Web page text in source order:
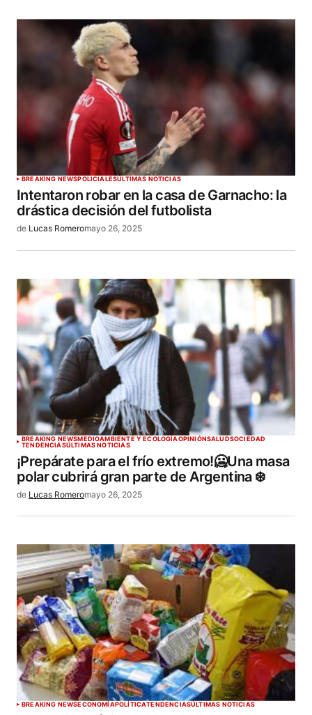
BREAKING NEWSPOLICIALESÚLTIMAS NOTICIAS
Intentaron robar en la casa de Garnacho: la
drástica decisión del futbolista
de Lucas Romeromayo 26, 2025
BREAKING NEWSMEDIOAMBIENTE Y ECOLOGÍAOPINIÓNSALUDSOCIEDAD
TENDENCIASÚLTIMAS NOTICIAS
¡Prepárate para el frío extremo!🥶Una masa
polar cubrirá gran parte de Argentina ❄️
de Lucas Romeromayo 26, 2025
BREAKING NEWSECONOMÍAPOLÍTICATENDENCIASÚLTIMAS NOTICIAS